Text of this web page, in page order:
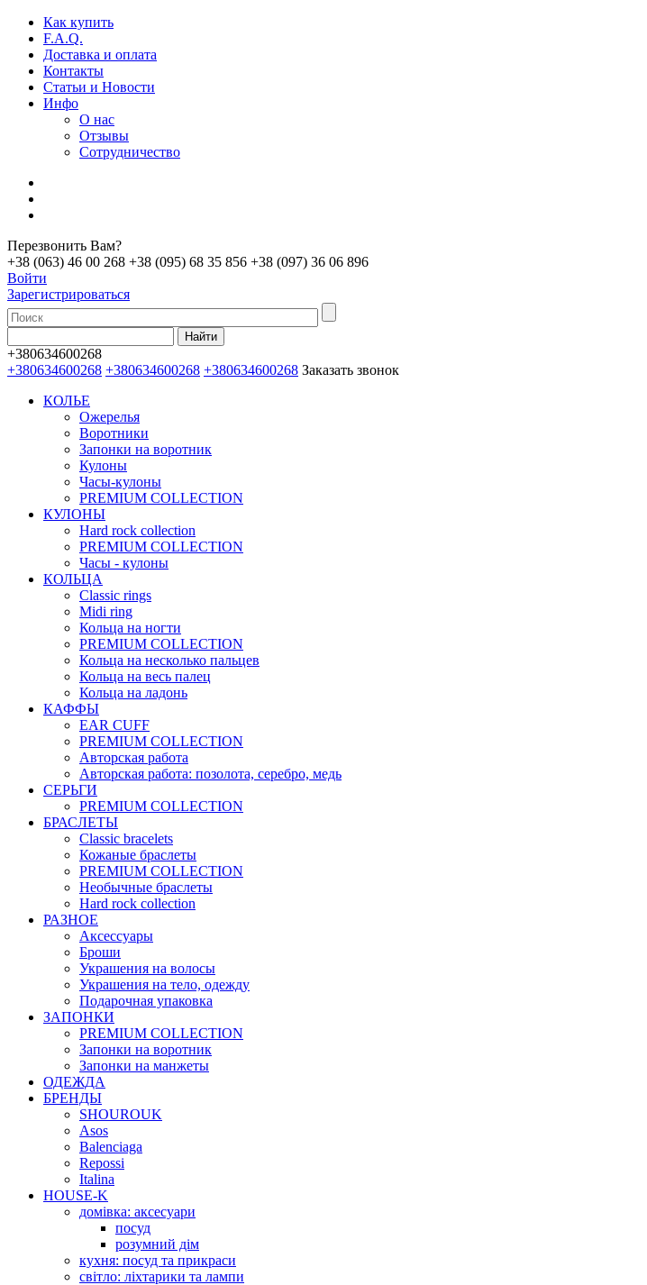
Как купить
F.A.Q.
Доставка и оплата
Контакты
Статьи и Новости
Инфо
О нас
Отзывы
Сотрудничество
Перезвонить Вам?
+38 (063) 46 00 268 +38 (095) 68 35 856 +38 (097) 36 06 896
Войти
Зарегистрироваться
+380634600268
+380634600268 +380634600268 +380634600268 Заказать звонок
КОЛЬЕ
Ожерелья
Воротники
Запонки на воротник
Кулоны
Часы-кулоны
PREMIUM COLLECTION
КУЛОНЫ
Hard rock collection
PREMIUM COLLECTION
Часы - кулоны
КОЛЬЦА
Classic rings
Midi ring
Кольца на ногти
PREMIUM COLLECTION
Кольца на несколько пальцев
Кольца на весь палец
Кольца на ладонь
КАФФЫ
EAR CUFF
PREMIUM COLLECTION
Авторская работа
Авторская работа: позолота, серебро, медь
СЕРЬГИ
PREMIUM COLLECTION
БРАСЛЕТЫ
Classic bracelets
Кожаные браслеты
PREMIUM COLLECTION
Необычные браслеты
Hard rock collection
РАЗНОЕ
Аксессуары
Броши
Украшения на волосы
Украшения на тело, одежду
Подарочная упаковка
ЗАПОНКИ
PREMIUM COLLECTION
Запонки на воротник
Запонки на манжеты
ОДЕЖДА
БРЕНДЫ
SHOUROUK
Asos
Balenciaga
Repossi
Italina
HOUSE-K
домівка: аксесуари
посуд
розумний дім
кухня: посуд та прикраси
світло: ліхтарики та лампи